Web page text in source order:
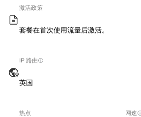
激活政策
套餐在首次使用流量后激活。
IP 路由
英国
热点 网速